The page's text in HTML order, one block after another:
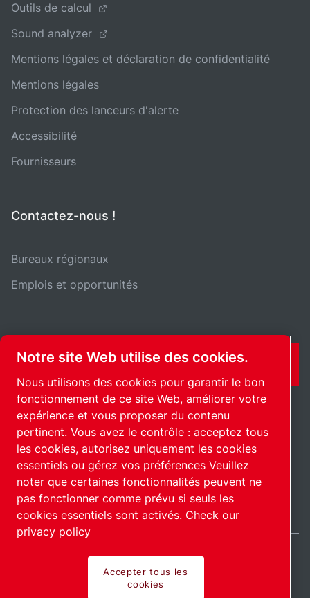
Outils de calcul
Sound analyzer
Mentions légales et déclaration de confidentialité
Mentions légales
Protection des lanceurs d'alerte
Accessibilité
Fournisseurs
Contactez-nous !
Bureaux régionaux
Emplois et opportunités
CONTACT
Plan du siteGérer les cookies© 2026 Copyright.
International / FR
Notre site Web utilise des cookies.
Nous utilisons des cookies pour garantir le bon
fonctionnement de ce site Web, améliorer votre
expérience et vous proposer du contenu
pertinent. Vous avez le contrôle : acceptez tous
les cookies, autorisez uniquement les cookies
essentiels ou gérez vos préférences Veuillez
noter que certaines fonctionnalités peuvent ne
pas fonctionner comme prévu si seuls les
cookies essentiels sont activés. Check our
privacy policy
Accepter tous les
cookies